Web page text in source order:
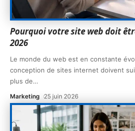
Pourquoi votre site web doit
2026
Le monde du web est en constante
conception de sites internet doivent
plus de…
Marketing 25 juin 2026